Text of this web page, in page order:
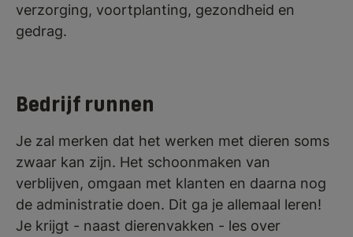
verzorging, voortplanting, gezondheid en
gedrag.
Bedrijf runnen
Je zal merken dat het werken met dieren soms
zwaar kan zijn. Het schoonmaken van
verblijven, omgaan met klanten en daarna nog
de administratie doen. Dit ga je allemaal leren!
Je krijgt - naast dierenvakken - les over